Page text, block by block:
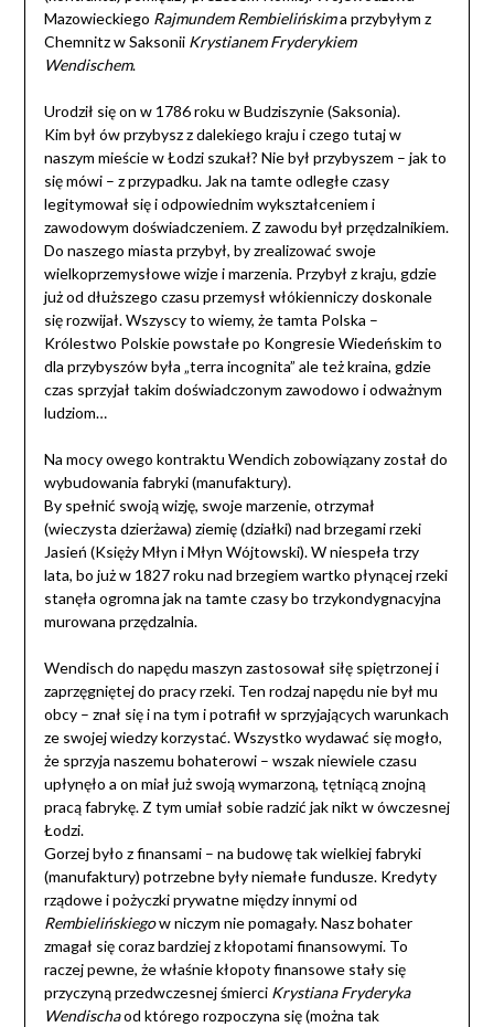
Mazowieckiego Rajmundem Rembielińskima przybyłym z
Chemnitz w Saksonii Krystianem Fryderykiem
Wendischem.
Urodził się on w 1786 roku w Budziszynie (Saksonia).
Kim był ów przybysz z dalekiego kraju i czego tutaj w
naszym mieście w Łodzi szukał? Nie był przybyszem – jak to
się mówi – z przypadku. Jak na tamte odległe czasy
legitymował się i odpowiednim wykształceniem i
zawodowym doświadczeniem. Z zawodu był przędzalnikiem.
Do naszego miasta przybył, by zrealizować swoje
wielkoprzemysłowe wizje i marzenia. Przybył z kraju, gdzie
już od dłuższego czasu przemysł włókienniczy doskonale
się rozwijał. Wszyscy to wiemy, że tamta Polska –
Królestwo Polskie powstałe po Kongresie Wiedeńskim to
dla przybyszów była „terra incognita” ale też kraina, gdzie
czas sprzyjał takim doświadczonym zawodowo i odważnym
ludziom…
Na mocy owego kontraktu Wendich zobowiązany został do
wybudowania fabryki (manufaktury).
By spełnić swoją wizję, swoje marzenie, otrzymał
(wieczysta dzierżawa) ziemię (działki) nad brzegami rzeki
Jasień (Księży Młyn i Młyn Wójtowski). W niespeła trzy
lata, bo już w 1827 roku nad brzegiem wartko płynącej rzeki
stanęła ogromna jak na tamte czasy bo trzykondygnacyjna
murowana przędzalnia.
Wendisch do napędu maszyn zastosował siłę spiętrzonej i
zaprzęgniętej do pracy rzeki. Ten rodzaj napędu nie był mu
obcy – znał się i na tym i potrafił w sprzyjających warunkach
ze swojej wiedzy korzystać. Wszystko wydawać się mogło,
że sprzyja naszemu bohaterowi – wszak niewiele czasu
upłynęło a on miał już swoją wymarzoną, tętniącą znojną
pracą fabrykę. Z tym umiał sobie radzić jak nikt w ówczesnej
Łodzi.
Gorzej było z finansami – na budowę tak wielkiej fabryki
(manufaktury) potrzebne były niemałe fundusze. Kredyty
rządowe i pożyczki prywatne między innymi od
Rembielińskiegow niczym nie pomagały. Nasz bohater
zmagał się coraz bardziej z kłopotami finansowymi. To
raczej pewne, że właśnie kłopoty finansowe stały się
przyczyną przedwczesnej śmierci Krystiana Fryderyka
Wendischaod którego rozpoczyna się (można tak